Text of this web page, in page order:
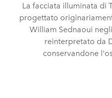
La facciata illuminata di
progettato
William Sednaoui
reinterpretato da
conservandone